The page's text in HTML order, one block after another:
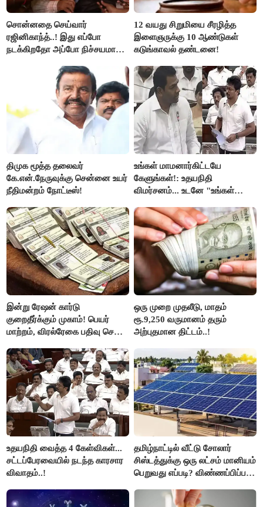
சொன்னதை செய்வார்
ரஜினிகாந்த்..! இது எப்போ
நடக்கிறதோ அப்போ நிச்சயமாக
ரஜினிகாந்த்..!
12 வயது சிறுமியை சீரழித்த
இளைஞருக்கு 10 ஆண்டுகள்
கடுங்காவல் தண்டனை!
திமுக மூத்த தலைவர்
கே.என்.நேருவுக்கு சென்னை உயர்
நீதிமன்றம் நோட்டீஸ்!
உங்கள் மாமனார்கிட்டயே
கேளுங்கள்!: உதயநிதி
விமர்சனம்... உடனே "உங்கள்
ஆதவ் அர்ஜுனா பதிலடி!
இன்று ரேஷன் கார்டு
குறைதீர்க்கும் முகாம்! பெயர்
மாற்றம், விரல்ரேகை பதிவு செய்ய
ஒரு முறை முதலீடு, மாதம்
ரூ.9,250 வருமானம் தரும்
அற்புதமான திட்டம்..!
உதயநிதி வைத்த 4 கேள்விகள்...
சட்டப்பேரவையில் நடந்த காரசார
விவாதம்..!
தமிழ்நாட்டில் வீட்டு சோலார்
சிஸ்டத்துக்கு ஒரு லட்சம் மானியம்
பெறுவது எப்படி? விண்ணப்பிப்பது